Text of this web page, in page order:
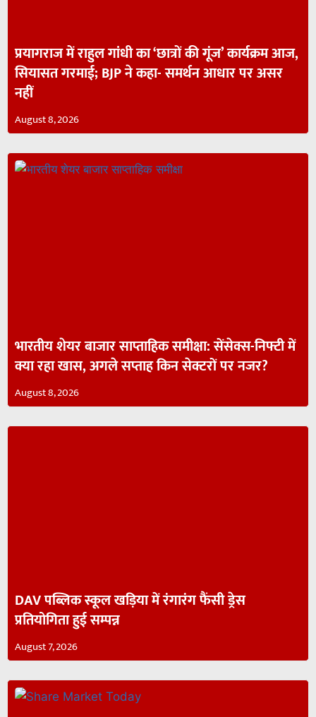
प्रयागराज में राहुल गांधी का ‘छात्रों की गूंज’ कार्यक्रम आज,
सियासत गरमाई; BJP ने कहा- समर्थन आधार पर असर
नहीं
August 8, 2026
भारतीय शेयर बाजार साप्ताहिक समीक्षा: सेंसेक्स-निफ्टी में
क्या रहा खास, अगले सप्ताह किन सेक्टरों पर नजर?
August 8, 2026
DAV पब्लिक स्कूल खड़िया में रंगारंग फैंसी ड्रेस
प्रतियोगिता हुई सम्पन्न
August 7, 2026